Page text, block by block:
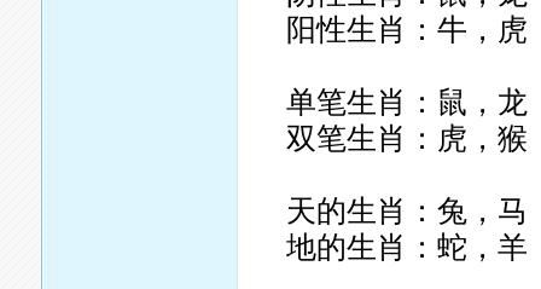
阳性生肖：牛，
单笔生肖：鼠，龙
双笔生肖：虎，猴
天的生肖：兔，马
地的生肖：蛇，羊